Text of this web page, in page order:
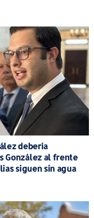
debería
González al frente
siguen sin agua